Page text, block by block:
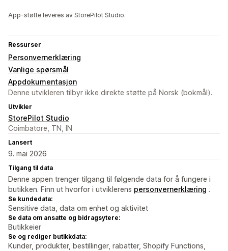
App-støtte leveres av StorePilot Studio.
Ressurser
Personvernerklæring
Vanlige spørsmål
Appdokumentasjon
Denne utvikleren tilbyr ikke direkte støtte på Norsk (bokmål).
Utvikler
StorePilot Studio
Coimbatore, TN, IN
Lansert
9. mai 2026
Tilgang til data
Denne appen trenger tilgang til følgende data for å fungere i
butikken. Finn ut hvorfor i utviklerens personvernerklæring .
Se kundedata:
Sensitive data, data om enhet og aktivitet
Se data om ansatte og bidragsytere:
Butikkeier
Se og rediger butikkdata:
Kunder, produkter, bestillinger, rabatter, Shopify Functions,